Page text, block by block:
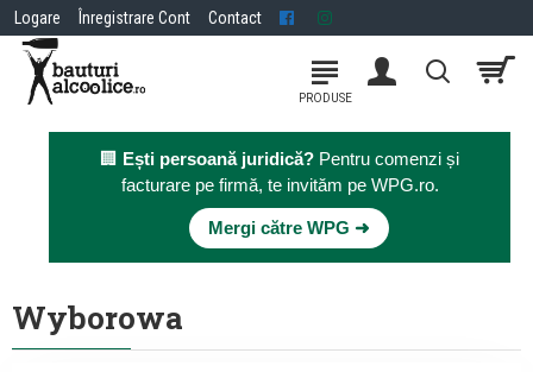
Logare Înregistrare Cont Contact
🏢 Ești persoană juridică? Pentru comenzi și
facturare pe firmă, te invităm pe WPG.ro.
Mergi către WPG ➜
Wyborowa